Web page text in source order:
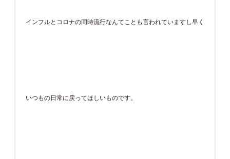
インフルとコロナの同時流行なんてことも言われていますし早く
いつもの日常に戻ってほしいものです。